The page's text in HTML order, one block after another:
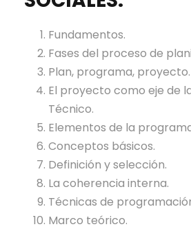
Fundamentos.
Fases del proceso de
Plan, programa, proyecto.
El proyecto como eje de
Técnico.
Elementos de la
Conceptos básicos.
Definición y selección.
La coherencia interna.
Técnicas de
Marco teórico.